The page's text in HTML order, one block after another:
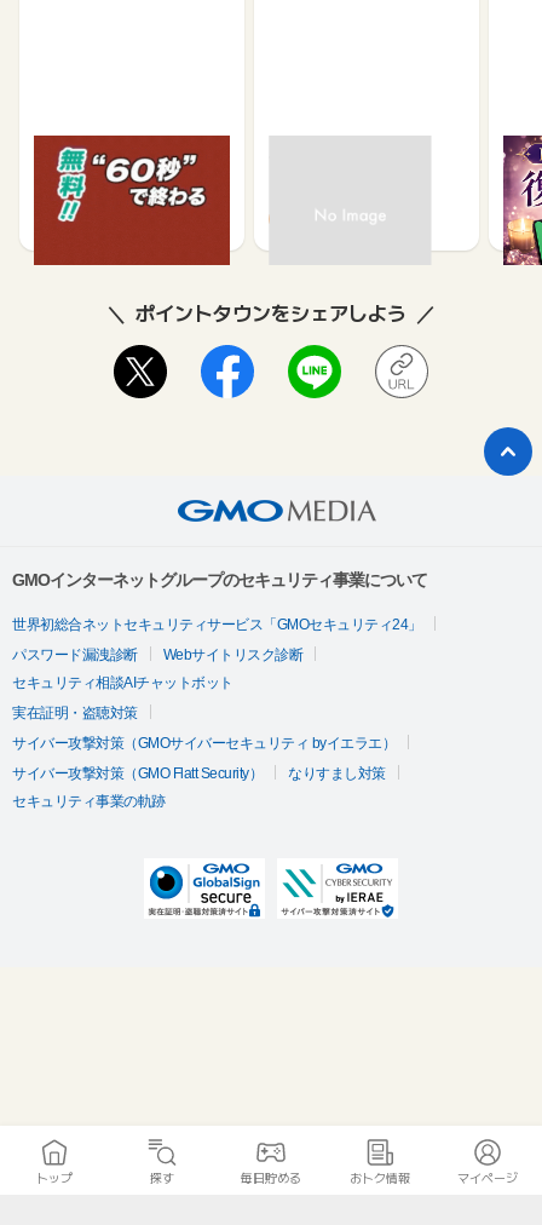
【無料・60秒で終わる】
資産形成に関するアンケ
ート540 64
復
ケー
ポイントタウンをシェアしよう
GMOインターネットグループのセキュリティ事業について
世界初総合ネットセキュリティサービス「GMOセキュリティ24」
パスワード漏洩診断
Webサイトリスク診断
セキュリティ相談AIチャットボット
実在証明・盗聴対策
サイバー攻撃対策（GMOサイバーセキュリティ byイエラエ）
サイバー攻撃対策（GMO Flatt Security）
なりすまし対策
セキュリティ事業の軌跡
トップ 探す 毎日貯める おトク情報 マイページ